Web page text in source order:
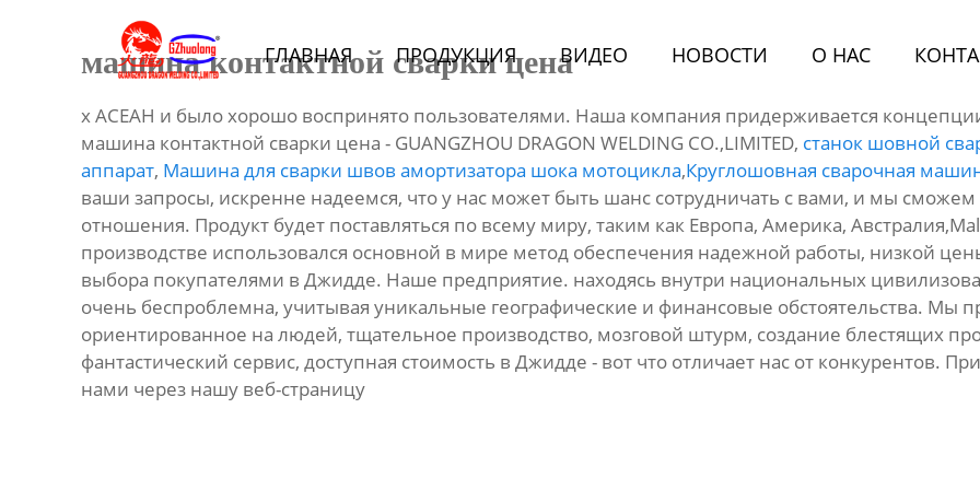
ГЛАВНАЯ ПРОДУКЦИЯ BИДЕО НОВОСТИ О HАС
Новости
Контакты
машина контактной сварки цена
х АСЕАН и было хорошо воспринято пользователями. Наша компания придерживается
машина контактной сварки цена - GUANGZHOU DRAGON WELDING CO.,LIMITED, станок шовной
аппарат, Машина для сварки швов амортизатора шока мотоцикла,Круглошовная сварочная
ваши запросы, искренне надеемся, что у нас может быть шанс сотрудничать с вами, и мы
отношения. Продукт будет поставляться по всему миру, таким как Европа, Америка,
производстве использовался основной в мире метод обеспечения надежной работы, низкой
выбора покупателями в Джидде. Наше предприятие. находясь внутри национальных
очень беспроблемна, учитывая уникальные географические и финансовые обстоятельства.
ориентированное на людей, тщательное производство, мозговой штурм, создание блестящих
фантастический сервис, доступная стоимость в Джидде - вот что отличает нас от конкурентов.
нами через нашу веб-страницу